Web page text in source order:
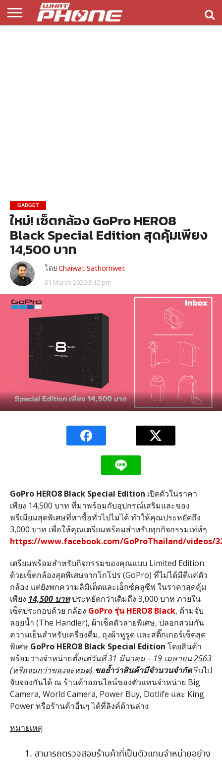
GADGET
ใหม่! เซ็ตกล้อง GoPro HERO8
Black Special Edition สุดคุ้มเพียง
14,500 บาท
โดยChaiwat Sathornwet
31 March 2020 3:12 pm
GoPro HERO8 Black Special Edition เปิดตัวในราคา
เพียง 14,500 บาท ที่มาพร้อมกับอุปกรณ์เสริมและของ
พรีเมียมสุดพิเศษที่หาซื้อทั่วไปไม่ได้ ทำให้คุณประหยัดถึง
3,000 บาท เพื่อให้คุณเตรียมพร้อมสำหรับทุกกิจกรรมเท่ห์ๆ
https://www.facebook.com/GoProThailand/videos/
เตรียมพร้อมสำหรับกิจกรรมของคุณแบบ Limited Edition
ด้วยเซ็ตกล้องสุดพิเศษจากโกโปร (GoPro) ที่ไม่ได้มีดีแค่ตัว
กล้อง แต่ยังพกความลิมิเต็ดและเอ็กซ์คลูซีฟ ในราคาสุดคุ้ม
เพียง 14,500 บาทประหยัดกว่าเดิมถึง 3,000 บาท ภายใน
เซ็ตประกอบด้วย กล้อง GoPro รุ่น HERO8 Black, ด้ามจับ
ลอยน้ำ (The Handler), ผ้าเช็ดตัวลายพิเศษ, ปลอกสวมกัน
ความเย็นสำหรับเครื่องดื่ม, ถุงผ้าหูรูด และสติ๊กเกอร์เซ็ตสุด
พิเศษ GoPro HERO8 Black Special Edition โดยสินค้า
พร้อมวางจำหน่ายตั้งแต่วันที่31 มีนาคม– 19 เมษายน 2563
(หรือจนกว่าของจะหมด) ขอย้ำว่าสินค้ามีจำนวนจำกัดรีบไป
จับจองกันได้ ณ ร้านค้าออนไลน์ของตัวแทนจำหน่าย Big
Camera, World Camera, Power Buy, Dotlife และ King
Power หรือร้านค้าอื่นๆ ได้ที่ลิงค์ด้านล่าง
หมายเหตุ
สามารถตรวจสอบร้านค้าที่เป็นตัวแทนจำหน่ายอย่าง